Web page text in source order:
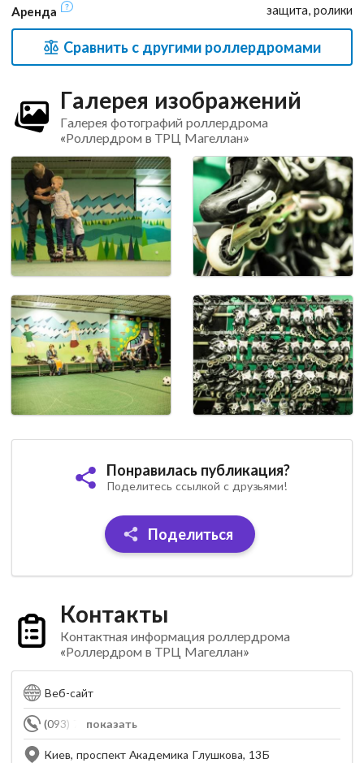
Аренда защита, ролики
Сравнить с другими роллердромами
Галерея изображений
Галерея фотографий роллердрома
«Роллердром в ТРЦ Магеллан»
Понравилась публикация?
Поделитесь ссылкой с друзьями!
Поделиться
Контакты
Контактная информация роллердрома
«Роллердром в ТРЦ Магеллан»
Веб-сайт
показать
(093) 775-01-75
Киев, проспект Академика Глушкова, 13Б